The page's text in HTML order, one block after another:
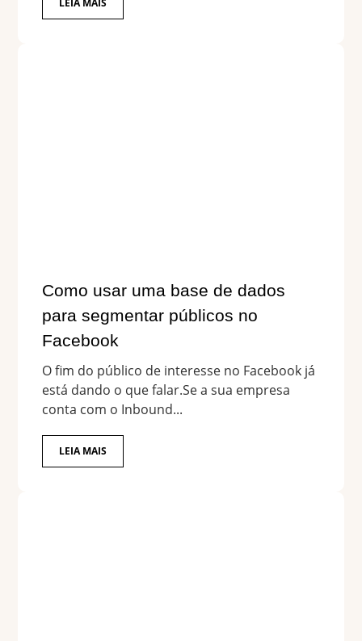
Como usar uma base de dados
para segmentar públicos no
Facebook
O fim do público de interesse no Facebook já
está dando o que falar.Se a sua empresa
conta com o Inbound...
LEIA MAIS